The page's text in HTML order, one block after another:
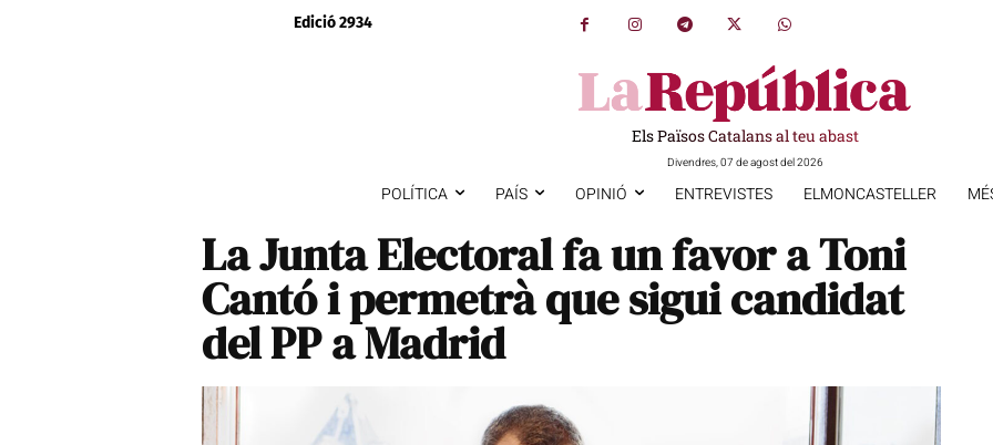
Edició 2934
Els Països Catalans al teu abast
Divendres, 07 de agost del 2026
POLÍTICA PAÍS OPINIÓ ENTREVISTES ELMONCASTELLER
La Junta Electoral fa un favor a Toni
Cantó i permetrà que sigui candidat
del PP a Madrid